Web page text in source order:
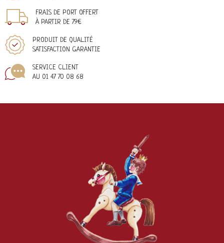
FRAIS DE PORT OFFERT
À PARTIR DE 79€
PRODUIT DE QUALITÉ
SATISFACTION GARANTIE
SERVICE CLIENT
AU 01 47 70 08 68